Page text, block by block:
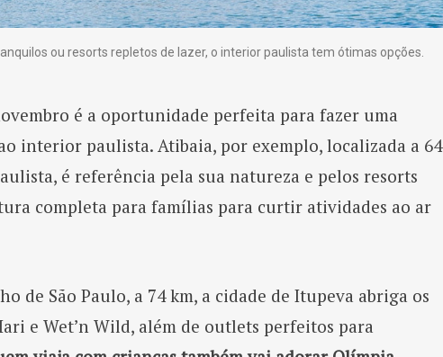
ou resorts repletos de lazer, o interior paulista tem ótimas opções.
é a oportunidade perfeita para fazer uma
interior paulista. Atibaia, por exemplo, localizada a 64
é referência pela sua natureza e pelos resorts
completa para famílias para curtir atividades ao ar
de São Paulo, a 74 km, a cidade de Itupeva abriga os
e Wet’n Wild, além de outlets perfeitos para